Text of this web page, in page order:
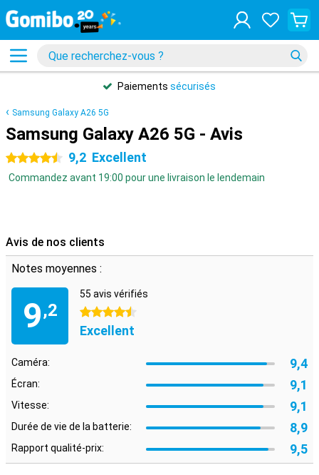
Paiements sécurisés
Samsung Galaxy A26 5G
Samsung Galaxy A26 5G - Avis
4.5 étoiles 9,2 Excellent
Commandez avant 19:00 pour une livraison le lendemain
Avis de nos clients
Notes moyennes :
9,2
55 avis vérifiés
4.5 étoiles
Excellent
Caméra: 9,4
Écran: 9,1
Vitesse: 9,1
Durée de vie de la batterie: 8,9
Rapport qualité-prix: 9,5